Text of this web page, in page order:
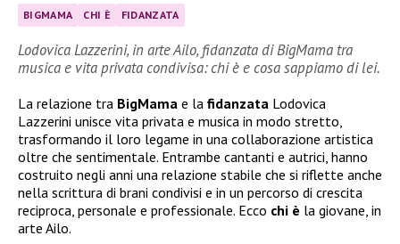
BIGMAMA CHI È FIDANZATA
Lodovica Lazzerini, in arte Ailo, fidanzata di BigMama tra
musica e vita privata condivisa: chi è e cosa sappiamo di lei.
La relazione tra BigMama e la fidanzata Lodovica
Lazzerini unisce vita privata e musica in modo stretto,
trasformando il loro legame in una collaborazione artistica
oltre che sentimentale. Entrambe cantanti e autrici, hanno
costruito negli anni una relazione stabile che si riflette anche
nella scrittura di brani condivisi e in un percorso di crescita
reciproca, personale e professionale. Ecco chi è la giovane, in
arte Ailo.